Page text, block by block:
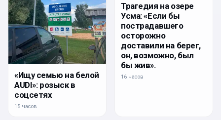
«Ищу семью на белой
AUDI»: розыск в
соцсетях
15 часов
Трагедия на озере
Усма: «Если бы
пострадавшего
осторожно
доставили на берег,
он, возможно, был
бы жив».
16 часов